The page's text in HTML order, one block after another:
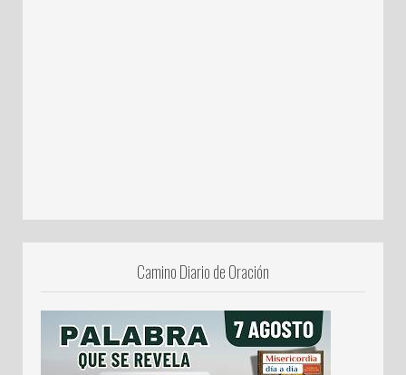
Camino Diario de Oración